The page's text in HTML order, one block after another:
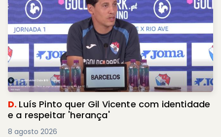
D. Luís Pinto quer Gil Vicente com identidade
e a respeitar 'herança'
8 agosto 2026